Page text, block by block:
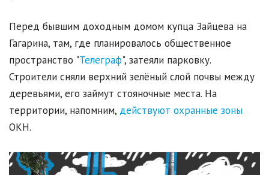
Перед бывшим доходным домом купца Зайцева на
Гагарина, там, где планировалось общественное
пространство "Телеграф", затеяли парковку.
Строители сняли верхний зелёный слой почвы между
деревьями, его займут стояночные места. На
территории, напомним, действуют охранные зоны
ОКН.